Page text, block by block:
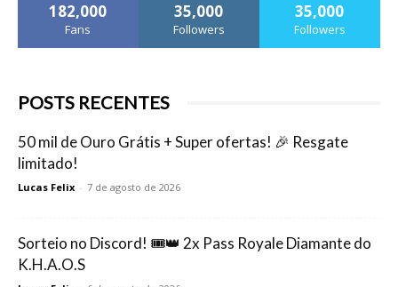
182,000
Fans
35,000
Followers
35,000
Followers
POSTS RECENTES
50 mil de Ouro Grátis + Super ofertas! 🎉 Resgate
limitado!
Lucas Felix - 7 de agosto de 2026
Sorteio no Discord! 🎟️👑 2x Pass Royale Diamante do
K.H.A.O.S